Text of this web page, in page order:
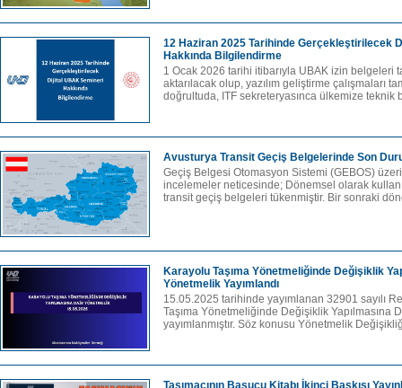
12 Haziran 2025 Tarihinde Gerçekleştirilecek
Hakkında Bilgilendirme
1 Ocak 2026 tarihi itibarıyla UBAK izin belgeleri
aktarılacak olup, yazılım geliştirme çalışmaları
doğrultuda, ITF sekreteryasınca ülkemize teknik
Avusturya Transit Geçiş Belgelerinde Son
Geçiş Belgesi Otomasyon Sistemi (GEBOS)
incelemeler neticesinde; Dönemsel olarak
transit geçiş belgeleri tükenmiştir. Bir sonraki
Karayolu Taşıma Yönetmeliğinde Değişiklik
Yönetmelik Yayımlandı
15.05.2025 tarihinde yayımlanan 32901 sayılı
Taşıma Yönetmeliğinde Değişiklik Yapılmasına
yayımlanmıştır. Söz konusu Yönetmelik
Taşımacının Başucu Kitabı İkinci Baskısı